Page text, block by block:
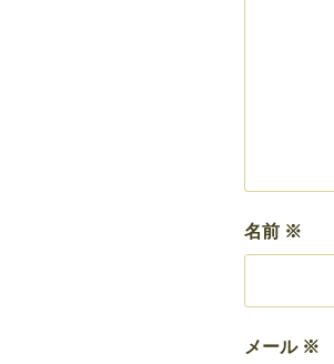
名前 ※
メール ※